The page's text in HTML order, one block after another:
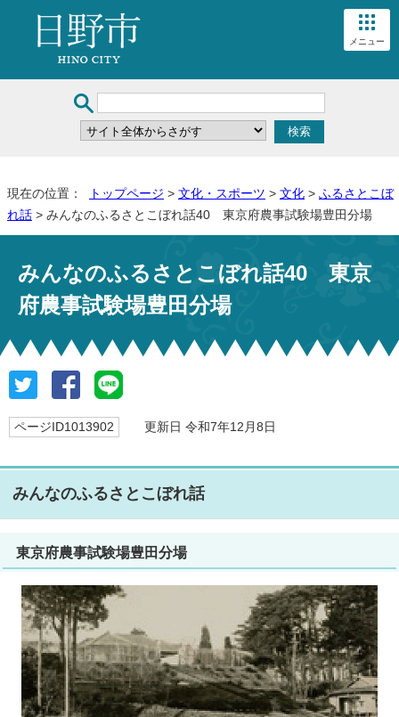
メニュー
現在の位置： トップページ > 文化・スポーツ > 文化 > ふるさとこぼ
れ話 > みんなのふるさとこぼれ話40 東京府農事試験場豊田分場
みんなのふるさとこぼれ話40 東京
府農事試験場豊田分場
ページID1013902 更新日 令和7年12月8日
みんなのふるさとこぼれ話
東京府農事試験場豊田分場